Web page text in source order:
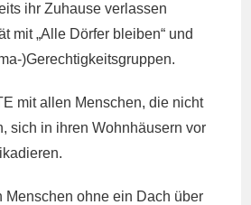
ihr Zuhause verlassen
mit „Alle Dörfer bleiben“ und
)Gerechtigkeitsgruppen.
mit allen Menschen, die nicht
sich in ihren Wohnhäusern vor
Menschen ohne ein Dach über